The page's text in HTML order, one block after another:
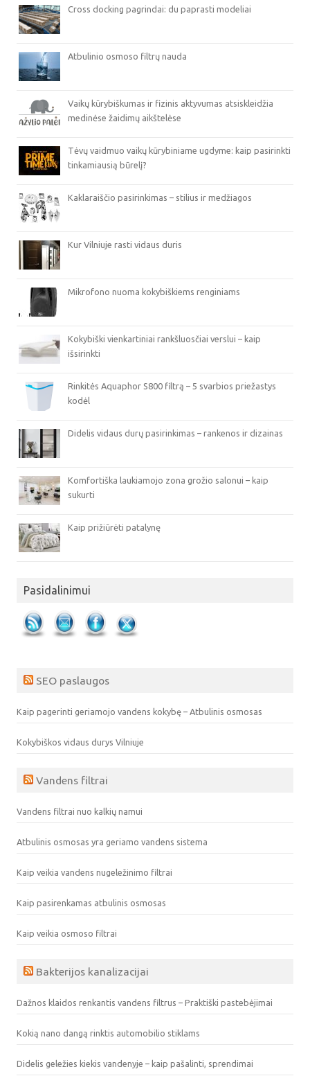
Cross docking pagrindai: du paprasti modeliai
Atbulinio osmoso filtrų nauda
Vaikų kūrybiškumas ir fizinis aktyvumas atsiskleidžia
medinėse žaidimų aikštelėse
Tėvų vaidmuo vaikų kūrybiniame ugdyme: kaip pasirinkti
tinkamiausią būrelį?
Kaklaraiščio pasirinkimas – stilius ir medžiagos
Kur Vilniuje rasti vidaus duris
Mikrofono nuoma kokybiškiems renginiams
Kokybiški vienkartiniai rankšluosčiai verslui – kaip
išsirinkti
Rinkitės Aquaphor S800 filtrą – 5 svarbios priežastys
kodėl
Didelis vidaus durų pasirinkimas – rankenos ir dizainas
Komfortiška laukiamojo zona grožio salonui – kaip
sukurti
Kaip prižiūrėti patalynę
Pasidalinimui
SEO paslaugos
Kaip pagerinti geriamojo vandens kokybę – Atbulinis osmosas
Kokybiškos vidaus durys Vilniuje
Vandens filtrai
Vandens filtrai nuo kalkių namui
Atbulinis osmosas yra geriamo vandens sistema
Kaip veikia vandens nugeležinimo filtrai
Kaip pasirenkamas atbulinis osmosas
Kaip veikia osmoso filtrai
Bakterijos kanalizacijai
Dažnos klaidos renkantis vandens filtrus – Praktiški pastebėjimai
Kokią nano dangą rinktis automobilio stiklams
Didelis geležies kiekis vandenyje – kaip pašalinti, sprendimai